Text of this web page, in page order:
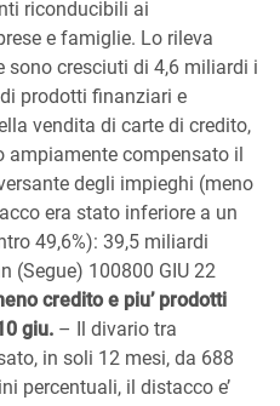
riconducibili ai
e famiglie. Lo rileva
sono cresciuti di 4,6 miliardi i
prodotti finanziari e
vendita di carte di credito,
ampiamente compensato il
degli impieghi (meno
era stato inferiore a un
49,6%): 39,5 miliardi
(Segue) 100800 GIU 22
credito e piu’ prodotti
giu. – Il divario tra
in soli 12 mesi, da 688
percentuali, il distacco e’